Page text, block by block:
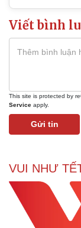
Văn hóa
Âm nhạc
Di sản
Viết bình
This site is protected by
Service apply.
Gửi tin
VUI NHƯ